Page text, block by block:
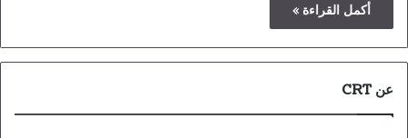
أكمل القراءة »
عن CRT